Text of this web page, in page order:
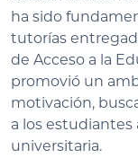
ha sido
tutorías
de Acceso a la
promovió un
motivación,
a los estudiantes
universitaria.